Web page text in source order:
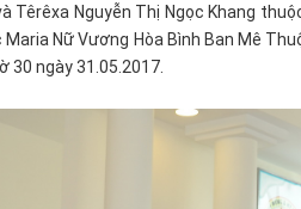
Têrêxa Nguyễn Thị Ngọc Khang
Nữ Vương Hòa Bình Ban Mê
30 ngày 31.05.2017.